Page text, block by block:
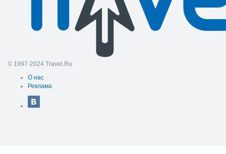
© 1997-2024 Travel.Ru
О нас
Реклама